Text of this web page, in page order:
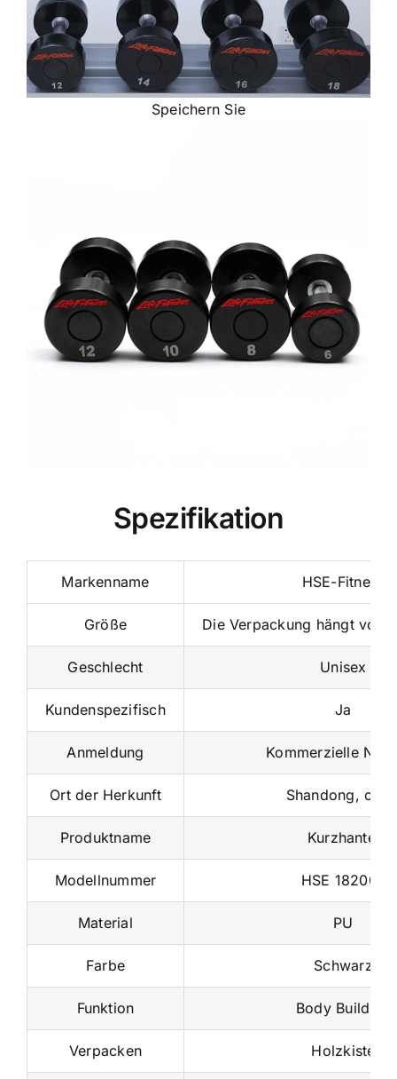
Speichern Sie
Spezifikation
Markenname HSE-Fitness
Größe Die Verpackung hängt von
Geschlecht Unisex
Kundenspezifisch Ja
Anmeldung Kommerzielle
Ort der Herkunft Shandong,
Produktname Kurzhantel
Modellnummer HSE 182007
Material PU
Farbe Schwarz
Funktion Body Building
Verpacken Holzkiste